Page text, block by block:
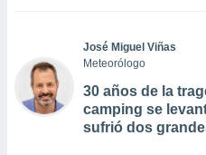
José Miguel Viñas
Meteorólogo
30 años de la
camping se
sufrió dos